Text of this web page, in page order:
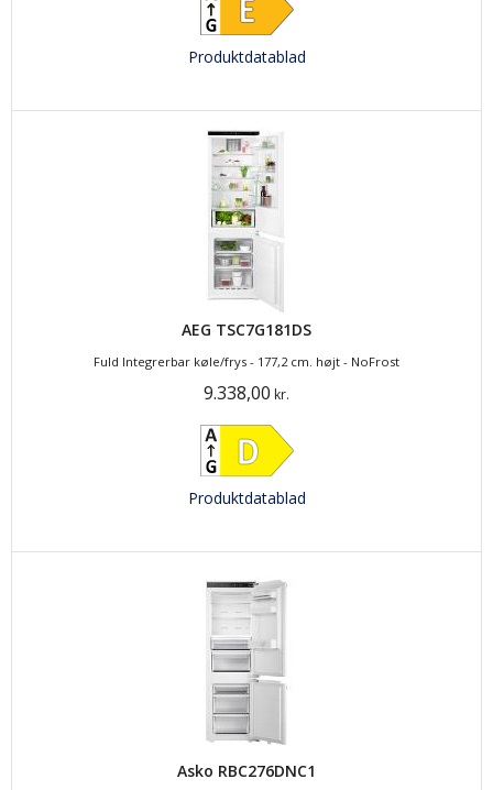
Produktdatablad
AEG TSC7G181DS
Fuld Integrerbar køle/frys - 177,2 cm. højt - NoFrost
9.338,00 kr.
Produktdatablad
Asko RBC276DNC1